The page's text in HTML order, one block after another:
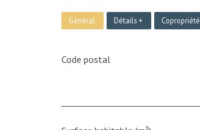
Général Détails + Copropriété
Code postal